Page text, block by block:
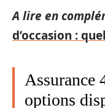
A lire en
d’occasion :
Assurance
options